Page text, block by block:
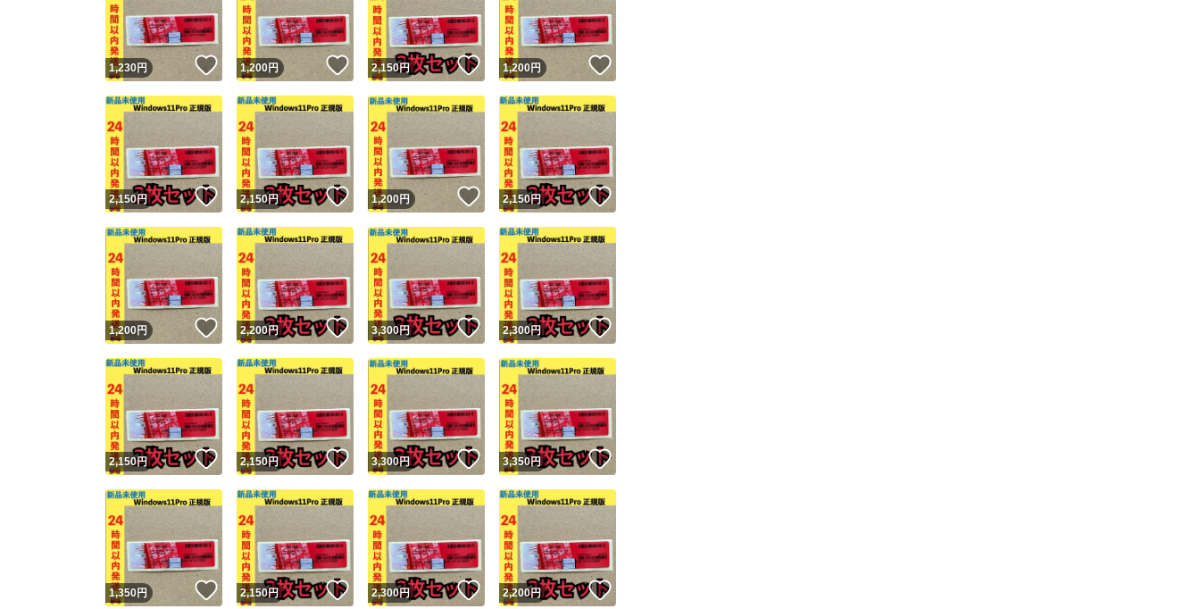
安心取引出品者 Yahoo!フリマの基準をクリアした安心・安全なユーザーです
取引実績
取引実績◯+ このユーザーはYahoo!フリマの取引を完了させた実績があります
他フリマ実績◯+ このユーザーは他フリマサービスでの取引実績があります
スピード&安心発送
※このバッジは実績に基づく表示であり、発送を保証しているものではありません
スピード＆安心発送
このユーザーは高頻度で24時間以内＆設定した発送日数内に発送してい
ます
スピード発送 このユーザーは高頻度で24時間以内に発送しています
安心発送 このユーザーは設定した発送日数内に発送しています
この商品の情報をコピーします
商品画像の無断転載は禁止 されています
コピーは1商品につき1回です
出品ページへ
キャンセル
1,230円 いいね！
1,200円 いいね！
2,150円 いいね！
1,200円
2,150円 いいね！
2,150円 いいね！
1,200円 いいね！
2,150円
1,200円 いいね！
2,200円 いいね！
3,300円 いいね！
2,300円
2,150円 いいね！
2,150円 いいね！
3,300円 いいね！
3,350円
1,350円 いいね！
2,150円 いいね！
2,300円 いいね！
2,200円